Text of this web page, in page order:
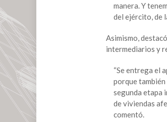
manera. Y
del ejército, de
Asimismo,
intermediarios y
“Se entrega el
porque
segunda etapa
de viviendas
comentó.